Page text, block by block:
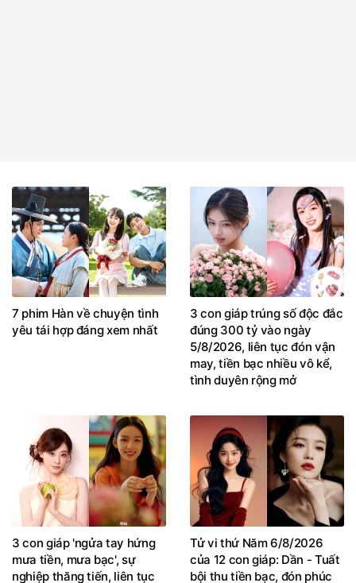
7 phim Hàn về chuyện tình
yêu tái hợp đáng xem nhất
3 con giáp trúng số độc đắc
đúng 300 tỷ vào ngày
5/8/2026, liên tục đón vận
may, tiền bạc nhiều vô kể,
tình duyên rộng mở
3 con giáp 'ngửa tay hứng
mưa tiền, mưa bạc', sự
nghiệp thăng tiến, liên tục
Tử vi thứ Năm 6/8/2026
của 12 con giáp: Dần - Tuất
bội thu tiền bạc, đón phúc